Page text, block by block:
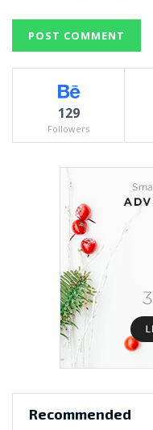
129
Followers
Recommended